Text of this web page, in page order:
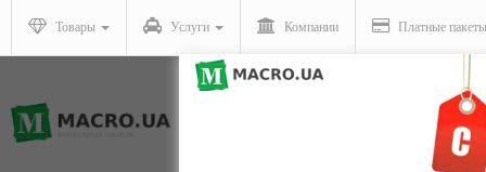
Товары Услуги Компании Платные пакеты